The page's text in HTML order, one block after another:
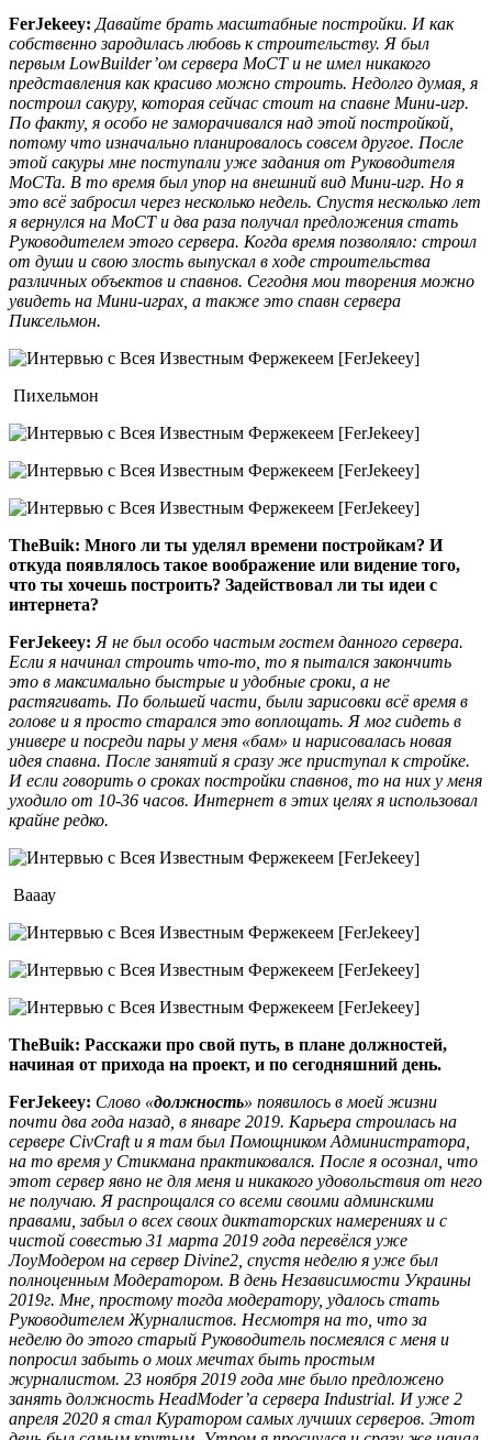
FerJekeey: Давайте брать масштабные постройки. И как
собственно зародилась любовь к строительству. Я был
первым LowBuilder’ом сервера MoCT и не имел никакого
представления как красиво можно строить. Недолго думая, я
построил сакуру, которая сейчас стоит на спавне Мини-игр.
По факту, я особо не заморачивался над этой постройкой,
потому что изначально планировалось совсем другое. После
этой сакуры мне поступали уже задания от Руководителя
МоСТа. В то время был упор на внешний вид Мини-игр. Но я
это всё забросил через несколько недель. Спустя несколько лет
я вернулся на МоСТ и два раза получал предложения стать
Руководителем этого сервера. Когда время позволяло: строил
от души и свою злость выпускал в ходе строительства
различных объектов и спавнов. Сегодня мои творения можно
увидеть на Мини-играх, а также это спавн сервера
Пиксельмон.
Пихельмон
TheBuik: Много ли ты уделял времени постройкам? И
откуда появлялось такое воображение или видение того,
что ты хочешь построить? Задействовал ли ты идеи с
интернета?
FerJekeey: Я не был особо частым гостем данного сервера.
Если я начинал строить что-то, то я пытался закончить
это в максимально быстрые и удобные сроки, а не
растягивать. По большей части, были зарисовки всё время в
голове и я просто старался это воплощать. Я мог сидеть в
универе и посреди пары у меня «бам» и нарисовалась новая
идея спавна. После занятий я сразу же приступал к стройке.
И если говорить о сроках постройки спавнов, то на них у меня
уходило от 10-36 часов. Интернет в этих целях я использовал
крайне редко.
Вааау
TheBuik: Расскажи про свой путь, в плане должностей,
начиная от прихода на проект, и по сегодняшний день.
FerJekeey: Слово «должность» появилось в моей жизни
почти два года назад, в январе 2019. Карьера строилась на
сервере CivCraft и я там был Помощником Администратора,
на то время у Стикмана практиковался. После я осознал, что
этот сервер явно не для меня и никакого удовольствия от него
не получаю. Я распрощался со всеми своими админскими
правами, забыл о всех своих диктаторских намерениях и с
чистой совестью 31 марта 2019 года перевёлся уже
ЛоуМодером на сервер Divine2, спустя неделю я уже был
полноценным Модератором. В день Независимости Украины
2019г. Мне, простому тогда модератору, удалось стать
Руководителем Журналистов. Несмотря на то, что за
неделю до этого старый Руководитель посмеялся с меня и
попросил забыть о моих мечтах быть простым
журналистом. 23 ноября 2019 года мне было предложено
занять должность HeadModer’а сервера Industrial. И уже 2
апреля 2020 я стал Куратором самых лучших серверов. Этот